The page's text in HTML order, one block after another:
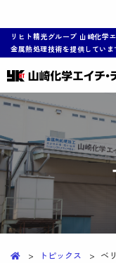
リヒト精光グループ 山崎化学
金属熱処理技術を提供していま
トピックス
ベ